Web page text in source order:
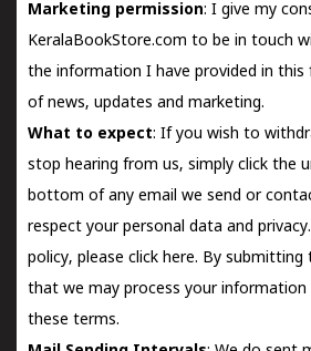
Marketing permission: I give my
KeralaBookStore.com to be in touch
the information I have provided in
of news, updates and marketing.
What to expect: If you wish to
stop hearing from us, simply click the
bottom of any email we send or
respect your personal data and
policy, please click here. By submitting
that we may process your information
these terms.